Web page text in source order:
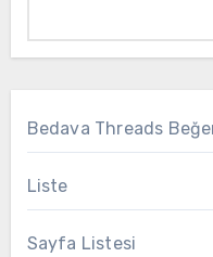
Bedava Threads
Liste
Sayfa Listesi